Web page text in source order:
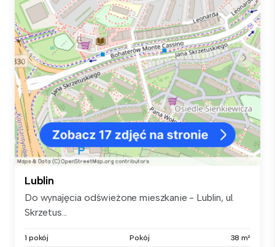
Lublin
Do wynajęcia odświeżone mieszkanie - Lublin, ul.
Skrzetus...
1 pokój Pokój 38 m²